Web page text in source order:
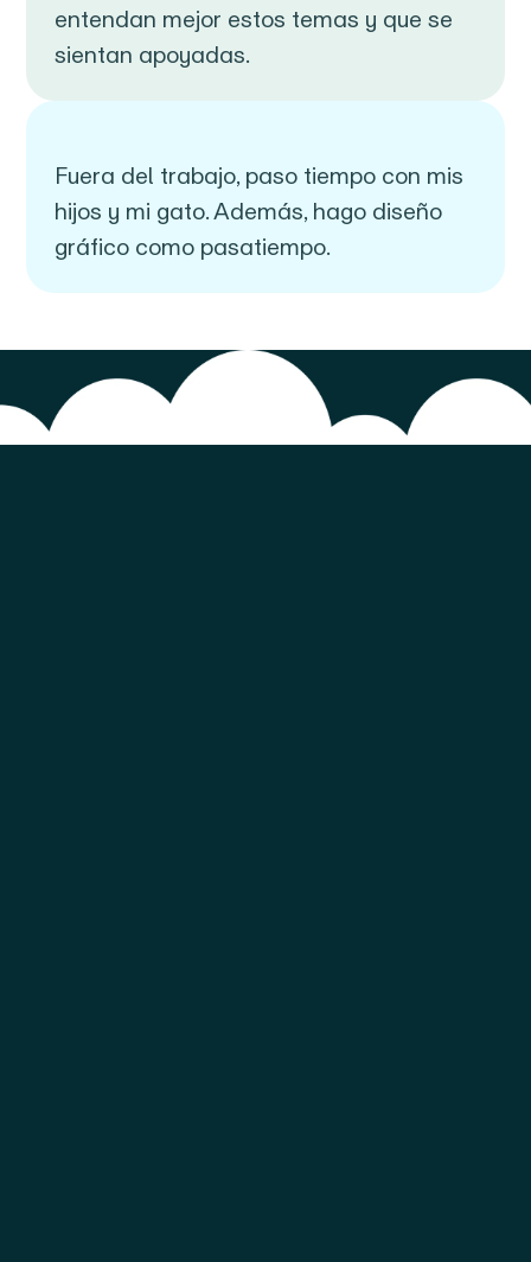
entendan mejor estos temas y que se
sientan apoyadas.
Fuera del trabajo, paso tiempo con mis
hijos y mi gato. Además, hago diseño
gráfico como pasatiempo.